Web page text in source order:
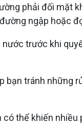
phải đối mặt
ngập hoặc
trước khi
bạn tránh
thể khiến